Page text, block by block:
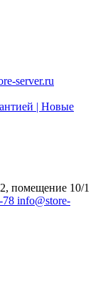
server.ru
помещение 10/1
78 info@store-